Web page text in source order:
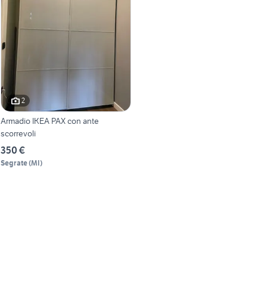
2
Armadio IKEA PAX con ante
scorrevoli
350 €
Segrate(MI)